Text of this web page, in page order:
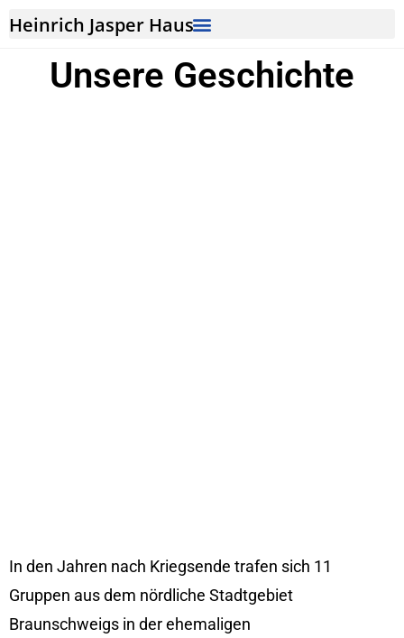
Heinrich Jasper Haus
Unsere Geschichte
In den Jahren nach Kriegsende trafen sich 11
Gruppen aus dem nördliche Stadtgebiet
Braunschweigs in der ehemaligen